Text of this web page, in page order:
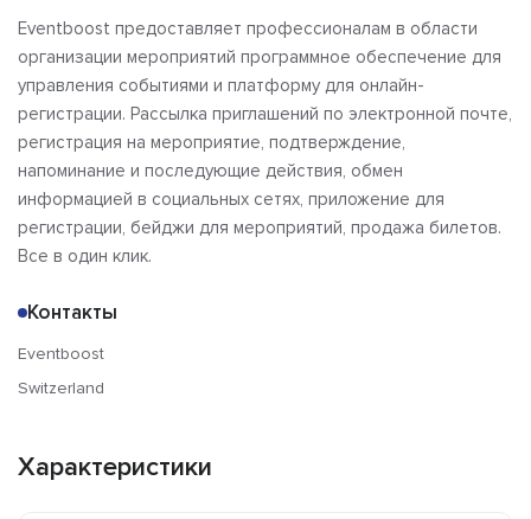
Eventboost предоставляет профессионалам в области
организации мероприятий программное обеспечение для
управления событиями и платформу для онлайн-
регистрации. Рассылка приглашений по электронной почте,
регистрация на мероприятие, подтверждение,
напоминание и последующие действия, обмен
информацией в социальных сетях, приложение для
регистрации, бейджи для мероприятий, продажа билетов.
Все в один клик.
Контакты
Eventboost
Switzerland
Характеристики